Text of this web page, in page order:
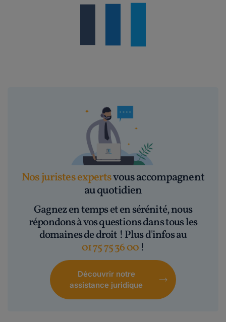
Nos juristes expertsvous accompagnent
au quotidien
Gagnez en temps et en sérénité, nous
répondons à vos questions dans tous les
domaines de droit ! Plus d'infos au
01 75 75 36 00 !
Découvrir notre
assistance juridique